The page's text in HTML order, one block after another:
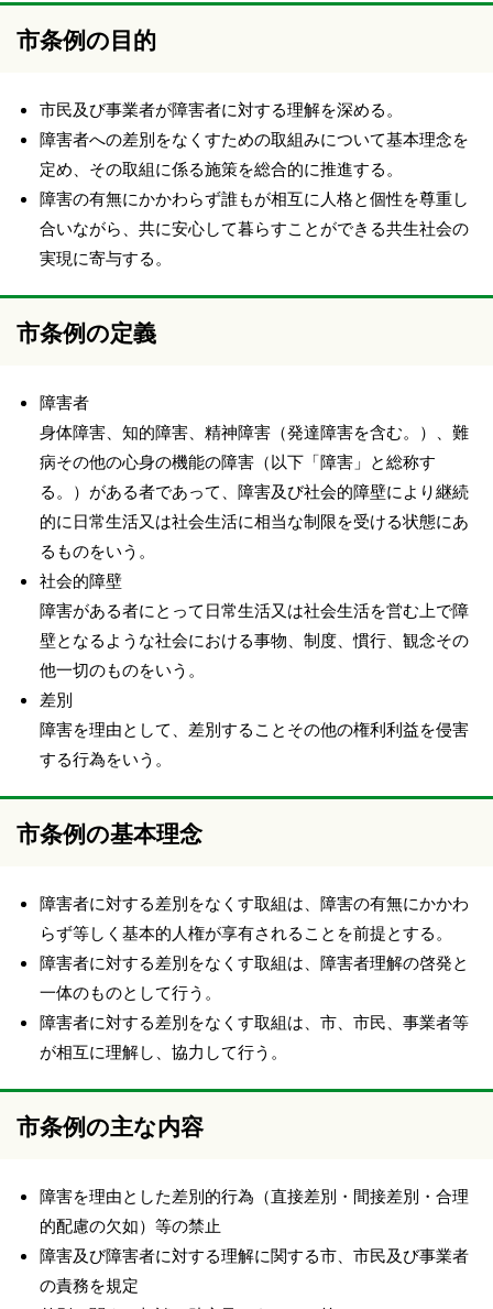
市条例の目的
市民及び事業者が障害者に対する理解を深める。
障害者への差別をなくすための取組みについて基本理念を
定め、その取組に係る施策を総合的に推進する。
障害の有無にかかわらず誰もが相互に人格と個性を尊重し
合いながら、共に安心して暮らすことができる共生社会の
実現に寄与する。
市条例の定義
障害者
身体障害、知的障害、精神障害（発達障害を含む。）、難
病その他の心身の機能の障害（以下「障害」と総称す
る。）がある者であって、障害及び社会的障壁により継続
的に日常生活又は社会生活に相当な制限を受ける状態にあ
るものをいう。
社会的障壁
障害がある者にとって日常生活又は社会生活を営む上で障
壁となるような社会における事物、制度、慣行、観念その
他一切のものをいう。
差別
障害を理由として、差別することその他の権利利益を侵害
する行為をいう。
市条例の基本理念
障害者に対する差別をなくす取組は、障害の有無にかかわ
らず等しく基本的人権が享有されることを前提とする。
障害者に対する差別をなくす取組は、障害者理解の啓発と
一体のものとして行う。
障害者に対する差別をなくす取組は、市、市民、事業者等
が相互に理解し、協力して行う。
市条例の主な内容
障害を理由とした差別的行為（直接差別・間接差別・合理
的配慮の欠如）等の禁止
障害及び障害者に対する理解に関する市、市民及び事業者
の責務を規定